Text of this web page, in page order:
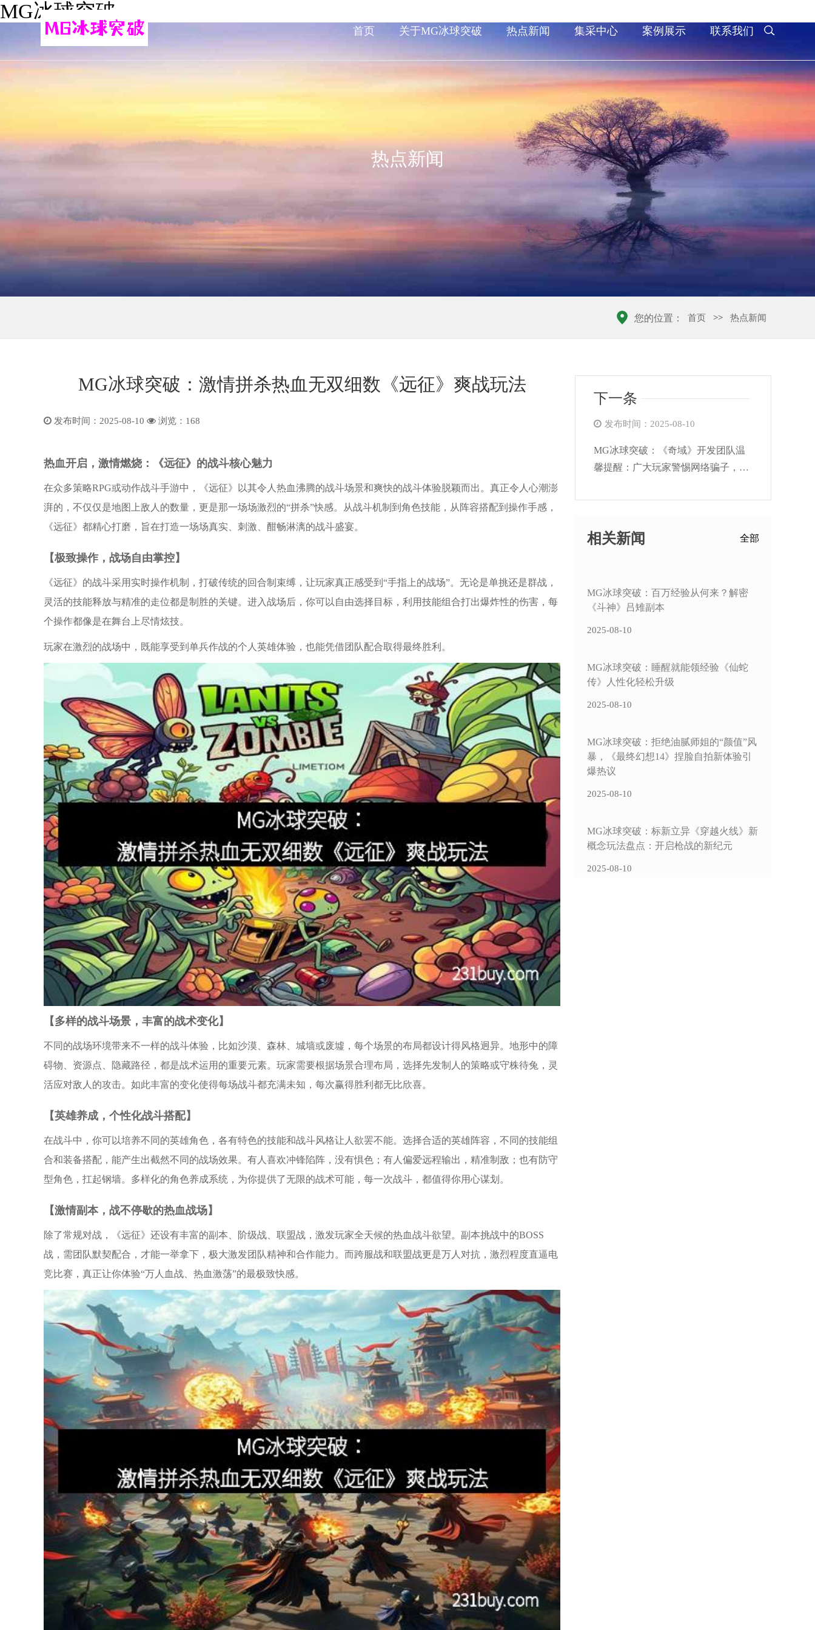
MG冰球突破
首页 关于MG冰球突破 热点新闻 集采中心 案例展示 联系我们
热点新闻
您的位置： 首页 >> 热点新闻
MG冰球突破：激情拼杀热血无双细数《远征》爽战玩法
发布时间：2025-08-10 浏览： 168
热血开启，激情燃烧：《远征》的战斗核心魅力
在众多策略RPG或动作战斗手游中，《远征》以其令人热血沸腾的战斗场景和爽快的战斗体验脱颖而出。真正令人心潮澎
湃的，不仅仅是地图上敌人的数量，更是那一场场激烈的“拼杀”快感。从战斗机制到角色技能，从阵容搭配到操作手感，
《远征》都精心打磨，旨在打造一场场真实、刺激、酣畅淋漓的战斗盛宴。
【极致操作，战场自由掌控】
《远征》的战斗采用实时操作机制，打破传统的回合制束缚，让玩家真正感受到“手指上的战场”。无论是单挑还是群战，
灵活的技能释放与精准的走位都是制胜的关键。进入战场后，你可以自由选择目标，利用技能组合打出爆炸性的伤害，每
个操作都像是在舞台上尽情炫技。
玩家在激烈的战场中，既能享受到单兵作战的个人英雄体验，也能凭借团队配合取得最终胜利。
【多样的战斗场景，丰富的战术变化】
不同的战场环境带来不一样的战斗体验，比如沙漠、森林、城墙或废墟，每个场景的布局都设计得风格迥异。地形中的障
碍物、资源点、隐藏路径，都是战术运用的重要元素。玩家需要根据场景合理布局，选择先发制人的策略或守株待兔，灵
活应对敌人的攻击。如此丰富的变化使得每场战斗都充满未知，每次赢得胜利都无比欣喜。
【英雄养成，个性化战斗搭配】
在战斗中，你可以培养不同的英雄角色，各有特色的技能和战斗风格让人欲罢不能。选择合适的英雄阵容，不同的技能组
合和装备搭配，能产生出截然不同的战场效果。有人喜欢冲锋陷阵，没有惧色；有人偏爱远程输出，精准制敌；也有防守
型角色，扛起钢墙。多样化的角色养成系统，为你提供了无限的战术可能，每一次战斗，都值得你用心谋划。
【激情副本，战不停歇的热血战场】
除了常规对战，《远征》还设有丰富的副本、阶级战、联盟战，激发玩家全天候的热血战斗欲望。副本挑战中的BOSS
战，需团队默契配合，才能一举拿下，极大激发团队精神和合作能力。而跨服战和联盟战更是万人对抗，激烈程度直逼电
竞比赛，真正让你体验“万人血战、热血激荡”的最极致快感。
下一条
发布时间：2025-08-10
MG冰球突破：《奇域》开发团队温
馨提醒：广大玩家警惕网络骗子，共
相关新闻 全部
MG冰球突破：百万经验从何来？解密
《斗神》吕雉副本
2025-08-10
MG冰球突破：睡醒就能领经验《仙蛇
传》人性化轻松升级
2025-08-10
MG冰球突破：拒绝油腻师姐的“颜值”风
暴，《最终幻想14》捏脸自拍新体验引
爆热议
2025-08-10
MG冰球突破：标新立异《穿越火线》新
概念玩法盘点：开启枪战的新纪元
2025-08-10